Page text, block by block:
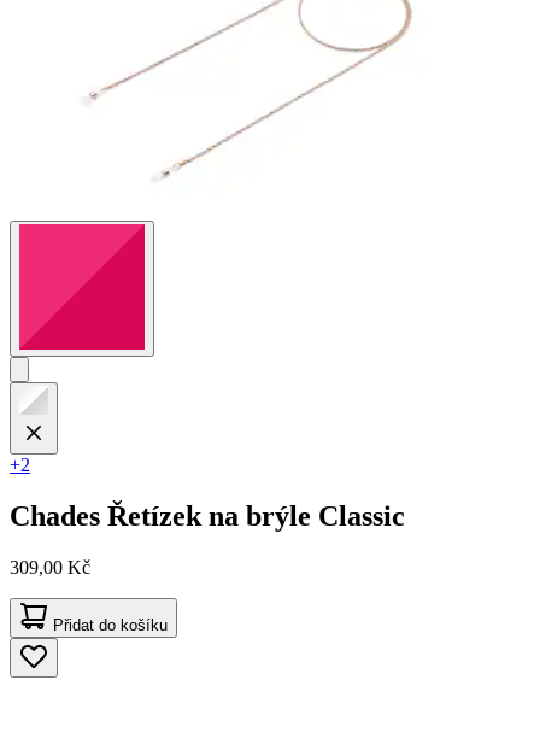
+2
Chades Řetízek na brýle Classic
309,00 Kč
Přidat do košíku